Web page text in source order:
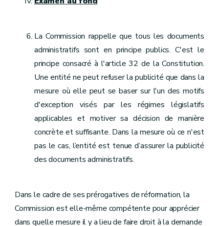
La Commission rappelle que tous les documents
administratifs sont en principe publics. C'est le
principe consacré à l'article 32 de la Constitution.
Une entité ne peut refuser la publicité que dans la
mesure où elle peut se baser sur l'un des motifs
d'exception visés par les régimes législatifs
applicables et motiver sa décision de manière
concrète et suffisante. Dans la mesure où ce n'est
pas le cas, l’entité est tenue d’assurer la publicité
des documents administratifs.
Dans le cadre de ses prérogatives de réformation, la
Commission est elle-même compétente pour apprécier
dans quelle mesure il y a lieu de faire droit à la demande